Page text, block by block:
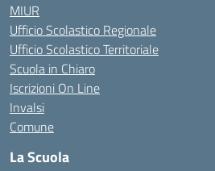
MIUR
Ufficio Scolastico Regionale
Ufficio Scolastico Territoriale
Scuola in Chiaro
Iscrizioni On Line
Invalsi
Comune
La Scuola